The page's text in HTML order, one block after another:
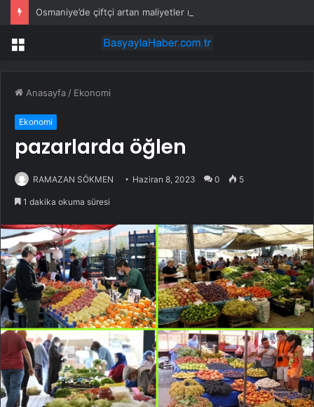
Menü
Anasayfa / Ekonomi
Ekonomi
pazarlarda öğlen
RAMAZAN SÖKMEN Haziran 8, 2023 0 5
1 dakika okuma süresi